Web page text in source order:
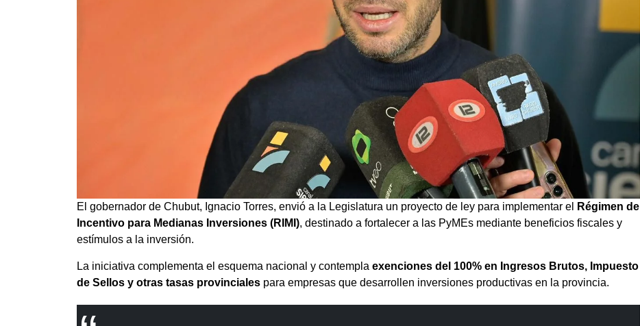
El gobernador de Chubut, Ignacio Torres, envió a la Legislatura un proyecto de ley para implementar el
Régimen de
Incentivo para Medianas Inversiones (RIMI), destinado a fortalecer a las PyMEs mediante beneficios fiscales y
estímulos a la inversión.
La iniciativa complementa el esquema nacional y contempla exenciones del 100% en Ingresos Brutos, Impuesto
de Sellos y otras tasas provinciales para empresas que desarrollen inversiones productivas en la provincia.